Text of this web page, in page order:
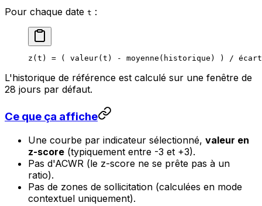
Pour chaque date t :
z(t) = ( valeur(t) - moyenne(historique) ) /
L'historique de référence est calculé sur une fenêtre de
28 jours par défaut.
Ce que ça affiche
Une courbe par indicateur sélectionné, valeur en
z-score (typiquement entre -3 et +3).
Pas d'ACWR (le z-score ne se prête pas à un
ratio).
Pas de zones de sollicitation (calculées en mode
contextuel uniquement).